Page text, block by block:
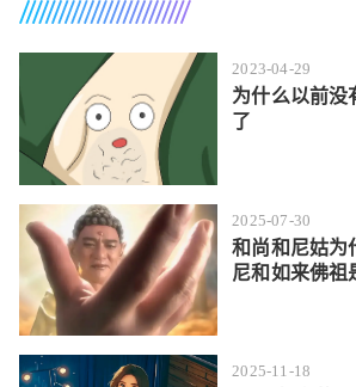
2023-04-29
为什么以前没
了
2025-07-30
和尚和尼姑为
尼和如来佛祖
2025-11-18